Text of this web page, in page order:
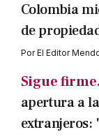
Colombia
de
PorEl Editor
Sigue firme.
apertura a
extranjeros: